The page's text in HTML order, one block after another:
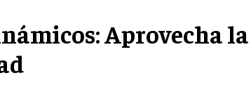
Aprovecha la